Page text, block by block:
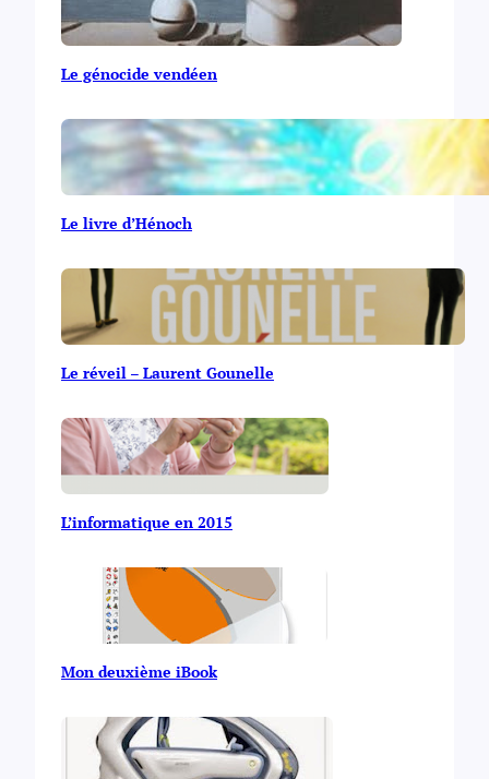
Le génocide vendéen
Le livre d’Hénoch
Le réveil – Laurent Gounelle
L’informatique en 2015
Mon deuxième iBook